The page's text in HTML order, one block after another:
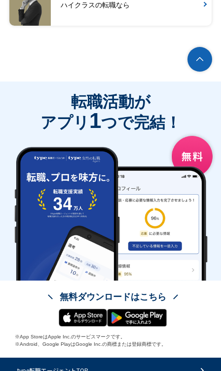
ハイクラスの転職なら
転職活動が
アプリ 1つで完結！
無料ダウンロードはこちら
※App StoreはApple Inc.のサービスマークです。
※Android、Google PlayはGoogle Inc.の商標または登録商標です。